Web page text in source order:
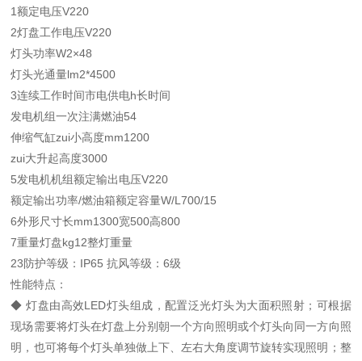
1额定电压V220
2灯盘工作电压V220
灯头功率W2×48
灯头光通量lm2*4500
3连续工作时间市电供电h长时间
发电机组一次注满燃油54
伸缩气缸zui小高度mm1200
zui大升起高度3000
5发电机机组额定输出电压V220
额定输出功率/燃油箱额定容量W/L700/15
6外形尺寸长mm1300宽500高800
7重量灯盘kg12整灯重量
23防护等级：IP65 抗风等级：6级
性能特点：
◆ 灯盘由高效LED灯头组成，配置泛光灯头为大面积照射；可根据
现场需要将灯头在灯盘上分别朝一个方向照明或个灯头向同一方向照
明，也可将每个灯头单独做上下、左右大角度调节旋转实现照明；整